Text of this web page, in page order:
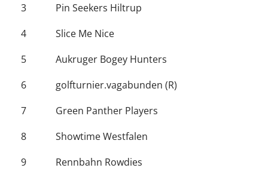
3
Pin Seekers Hiltrup
4
Slice Me Nice
5
Aukruger Bogey Hunters
6
golfturnier.vagabunden (R)
7
Green Panther Players
8
Showtime Westfalen
9
Rennbahn Rowdies